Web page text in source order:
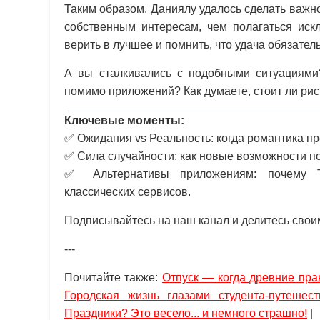
Таким образом, Даниялу удалось сделать
собственным интересам, чем полагаться
верить в лучшее и помнить, что удача
А вы сталкивались с подобными
помимо приложений? Как думаете, стоит ли
Ключевые моменты:
✅ Ожидания vs Реальность: когда романтика
✅ Сила случайности: как новые возможности
✅ Альтернативы приложениям: почему
классических сервисов.
Подписывайтесь на наш канал и делитесь
---
Почитайте также: Отпуск — когда древние
Городская жизнь глазами студента-
Праздники? Это весело... и немного страшно!